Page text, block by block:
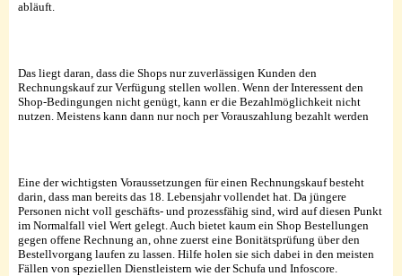
abläuft.
Das liegt daran, dass die Shops nur zuverlässigen Kunden den
Rechnungskauf zur Verfügung stellen wollen. Wenn der Interessent den
Shop-Bedingungen nicht genügt, kann er die Bezahlmöglichkeit nicht
nutzen. Meistens kann dann nur noch per Vorauszahlung bezahlt werden
Eine der wichtigsten Voraussetzungen für einen Rechnungskauf besteht
darin, dass man bereits das 18. Lebensjahr vollendet hat. Da jüngere
Personen nicht voll geschäfts- und prozessfähig sind, wird auf diesen Punkt
im Normalfall viel Wert gelegt. Auch bietet kaum ein Shop Bestellungen
gegen offene Rechnung an, ohne zuerst eine Bonitätsprüfung über den
Bestellvorgang laufen zu lassen. Hilfe holen sie sich dabei in den meisten
Fällen von speziellen Dienstleistern wie der Schufa und Infoscore.